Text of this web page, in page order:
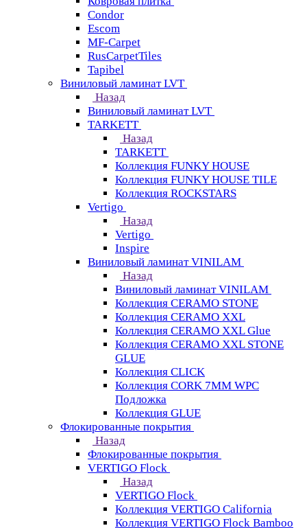
Condor
Escom
MF-Carpet
RusCarpetTiles
Tapibel
Виниловый ламинат LVT
Назад
Виниловый ламинат LVT
TARKETT
Назад
TARKETT
Коллекция FUNKY HOUSE
Коллекция FUNKY HOUSE TILE
Коллекция ROCKSTARS
Vertigo
Назад
Vertigo
Inspire
Виниловый ламинат VINILAM
Назад
Виниловый ламинат VINILAM
Коллекция CERAMO STONE
Коллекция CERAMO XXL
Коллекция CERAMO XXL Glue
Коллекция CERAMO XXL STONE
GLUE
Коллекция CLICK
Коллекция CORK 7MM WPC
Подложка
Коллекция GLUE
Флокированные покрытия
Назад
Флокированные покрытия
VERTIGO Flock
Назад
VERTIGO Flock
Коллекция VERTIGO California
Коллекция VERTIGO Flock Bamboo